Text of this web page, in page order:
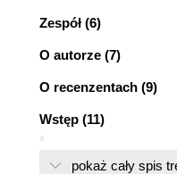
Zespół (6)
O autorze (7)
O recenzentach (9)
Wstęp (11)
O czym jest ta
Czego będziesz
pokaż cały spis